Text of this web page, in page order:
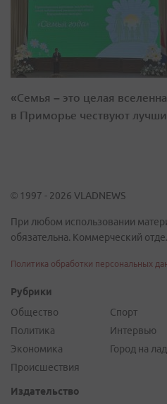
«Семья – это целая
в Приморье чествуют
© 1997 - 2026 VLADNEWS
При любом использовании
обязательна. Коммерческий
Политика обработки персональных
Рубрики
Общество
Политика
Экономика
Происшествия
Спорт
Интервью
Город на
Издательство